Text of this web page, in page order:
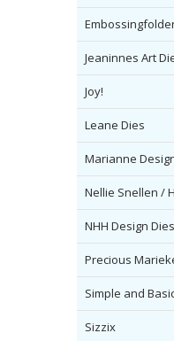
Jeaninnes Art
Joy!
Leane Dies
Marianne
Nellie Snellen /
NHH Design Dies
Precious
Simple and
Sizzix